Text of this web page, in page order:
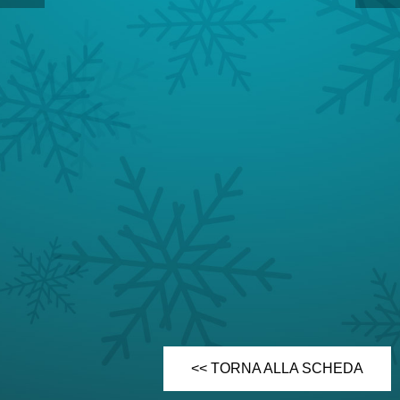
<< TORNA ALLA SCHEDA